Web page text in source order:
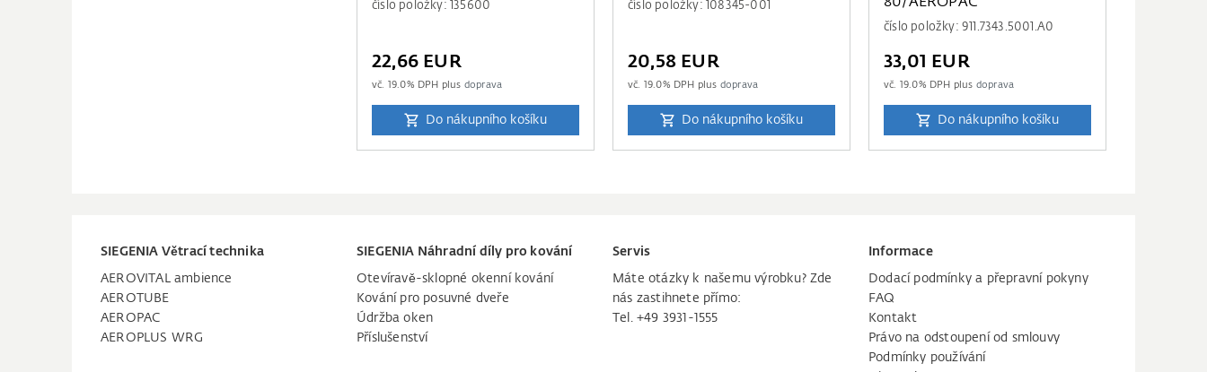
číslo položky: 135600
22,66 EUR
vč. 19.0% DPH plus doprava
Do nákupního košíku
číslo položky: 108345-001
20,58 EUR
vč. 19.0% DPH plus doprava
Do nákupního košíku
číslo položky: 911.7343.5001.A0
33,01 EUR
vč. 19.0% DPH plus doprava
Do nákupního košíku
SIEGENIA Větrací technika
AEROVITAL ambience
AEROTUBE
AEROPAC
AEROPLUS WRG
SIEGENIA Náhradní díly pro kování
Otevíravě-sklopné okenní kování
Kování pro posuvné dveře
Údržba oken
Příslušenství
Servis
Máte otázky k našemu výrobku? Zde
nás zastihnete přímo:
Tel. +49 3931-1555
Informace
Dodací podmínky a přepravní pokyny
FAQ
Kontakt
Právo na odstoupení od smlouvy
Podmínky používání